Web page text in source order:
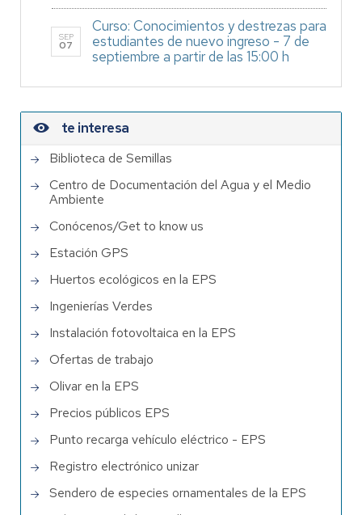
SEP
07
Curso: Conocimientos y destrezas para
estudiantes de nuevo ingreso - 7 de
septiembre a partir de las 15:00 h
te interesa
Biblioteca de Semillas
Centro de Documentación del Agua y el Medio
Ambiente
Conócenos/Get to know us
Estación GPS
Huertos ecológicos en la EPS
Ingenierías Verdes
Instalación fotovoltaica en la EPS
Ofertas de trabajo
Olivar en la EPS
Precios públicos EPS
Punto recarga vehículo eléctrico - EPS
Registro electrónico unizar
Sendero de especies ornamentales de la EPS